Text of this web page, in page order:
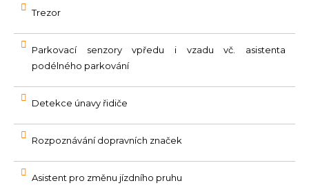
Trezor
Parkovací senzory vpředu i vzadu vč. asistenta
podélného parkování
Detekce únavy řidiče
Rozpoznávání dopravních značek
Asistent pro změnu jízdního pruhu